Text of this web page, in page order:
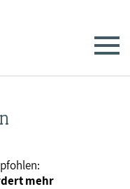
mehr